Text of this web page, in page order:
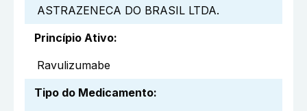
ASTRAZENECA DO BRASIL LTDA.
Princípio Ativo:
Ravulizumabe
Tipo do Medicamento: